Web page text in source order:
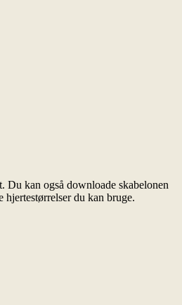
Du kan også downloade skabelonen
du kan bruge.